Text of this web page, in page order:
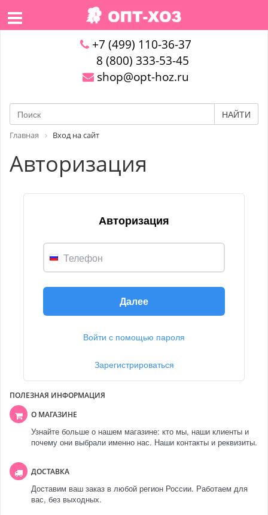
+7 (499) 110-36-37
8 (800) 333-53-45
shop@opt-hoz.ru
НАЙТИ
Главная Вход на сайт
Авторизация
Авторизация
Телефон
Далее
Войти с помощью пароля
Зарегистрироваться
ПОЛЕЗНАЯ ИНФОРМАЦИЯ
О МАГАЗИНЕ
Узнайте больше о нашем магазине: кто мы, наши клиенты и
почему они выбрали именно нас. Наши контакты и реквизиты.
ДОСТАВКА
Доставим ваш заказ в любой регион России. Работаем для
вас, без выходных.